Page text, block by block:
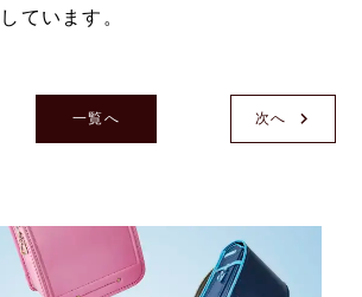
ています。
次へ
一覧へ